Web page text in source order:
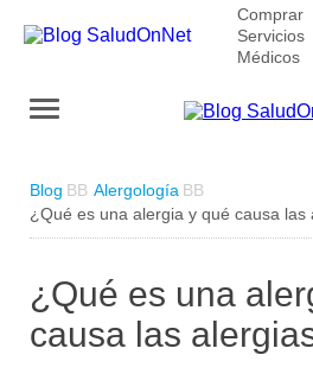
Comprar
Servicios
Médicos
Blog
Alergología
¿Qué es una alergia y qué causa las
¿Qué es una
causa las